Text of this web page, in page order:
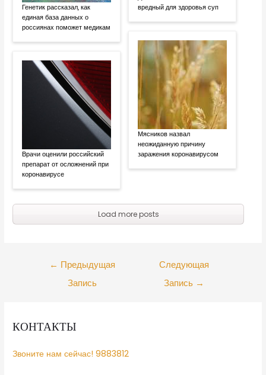
Генетик рассказал, как
единая база данных о
россиянах поможет медикам
Врачи оценили российский
препарат от осложнений при
коронавирусе
вредный для здоровья суп
Мясников назвал
неожиданную причину
заражения коронавирусом
Load more posts
← Предыдущая
Запись
Следующая
Запись →
КОНТАКТЫ
Звоните нам сейчас! 9883812